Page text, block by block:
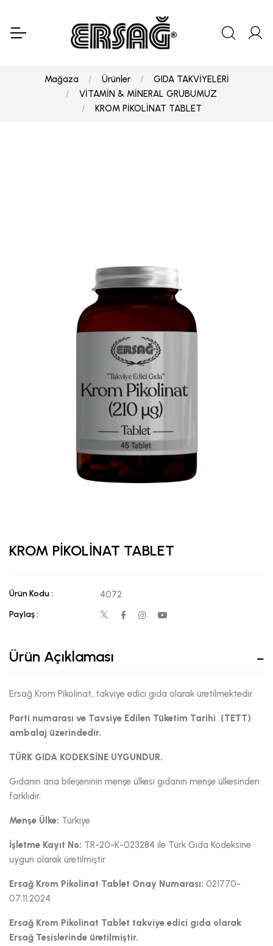
Mağaza Ürünler
GIDA TAKVİYELERİ
VİTAMİN & MİNERAL GRUBUMUZ
KROM PİKOLİNAT TABLET
KROM PİKOLİNAT TABLET
Ürün Kodu : 4072
Paylaş :
Ürün Açıklaması
Ersağ Krom Pikolinat, takviye edici gıda olarak üretilmektedir.
Parti numarası ve Tavsiye Edilen Tüketim Tarihi (TETT)
ambalaj üzerindedir.
TÜRK GIDA KODEKSİNE UYGUNDUR.
Gıdanın ana bileşeninin menşe ülkesi gıdanın menşe ülkesinden
farklıdır.
Menşe Ülke: Türkiye
İşletme Kayıt No: TR-20-K-023284 ile Türk Gıda Kodeksine
uygun olarak üretilmiştir.
Ersağ Krom Pikolinat Tablet Onay Numarası: 021770-
07.11.2024
Ersağ Krom Pikolinat Tablet takviye edici gıda olarak
Ersağ Tesislerinde üretilmiştir.